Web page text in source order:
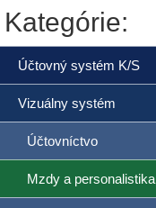
Kategórie:
Účtovný systém K/S
Vizuálny systém
Účtovníctvo
Mzdy a personalistika